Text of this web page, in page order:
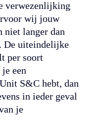
verwezenlijking
wij jouw
niet langer dan
De uiteindelijke
per soort
een
S&C hebt, dan
in ieder geval
je